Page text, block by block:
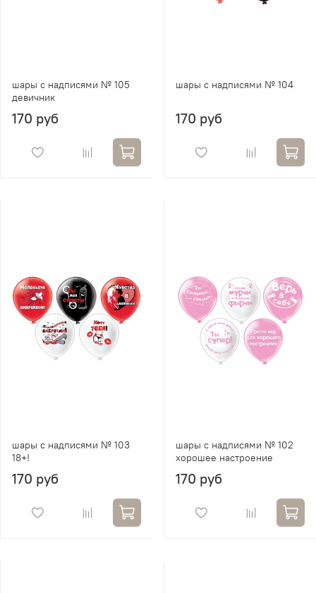
шары с надписями № 105
девичник
170 руб
шары с надписями № 104
170 руб
шары с надписями № 103
18+!
170 руб
шары с надписями № 102
хорошее настроение
170 руб